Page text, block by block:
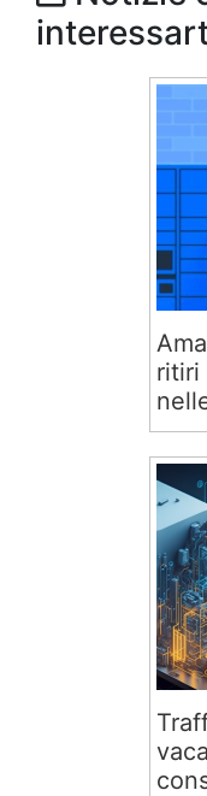
ritiri